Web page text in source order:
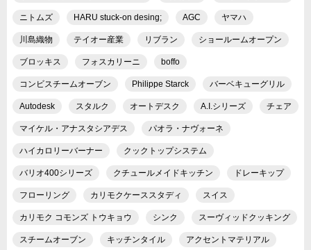
ニトムズ HARU stuck-on desing; AGC ヤマハ
川島織物 テイオー産業 リブラン ショールームオープン
ブロッキス フォスカリーニ boffo
コンビスチームオーブン Philippe Starck バーベキューグリル
Autodesk スタルク オートデスク A.I.シリーズ チェア
マイケル・アナスタシアデス パオラ・ナヴォーネ
ハイカロリーバーナー クックトップシステム
バリオ400シリーズ クチュールメイドキッチン ドレーキップ
フローリング カリモクケーススタディ スイス
カリモク コモンズ トウキョウ シンク スーヴィッドクッキング
スチームオーブン キッチンタイル アクセントマテリアル